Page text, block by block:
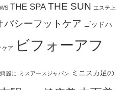
THE SPA THE SUN エステ上
パシーフットケア ゴッドハ
ケア
ビフォーアフ
麗に ミスアースジャパン ミニスカ足の